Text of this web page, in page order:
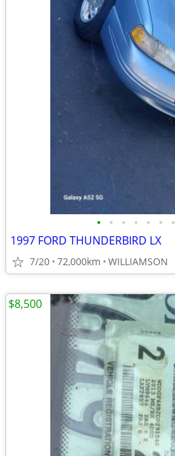
• • • • • • •
1997 FORD THUNDERBIRD LX
7/20 72,000km WILLIAMSON
$8,500